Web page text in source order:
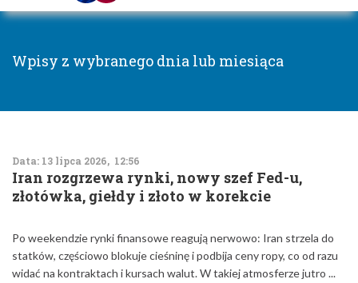
Wpisy z wybranego dnia lub miesiąca
Data: 13 lipca 2026, 12:56
Iran rozgrzewa rynki, nowy szef Fed-u,
złotówka, giełdy i złoto w korekcie
Po weekendzie rynki finansowe reagują nerwowo: Iran strzela do
statków, częściowo blokuje cieśninę i podbija ceny ropy, co od razu
widać na kontraktach i kursach walut. W takiej atmosferze jutro ...